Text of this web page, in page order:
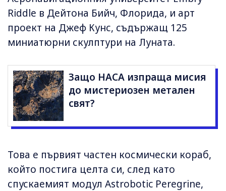
Riddle в Дейтона Бийч, Флорида, и арт
проект на Джеф Кунс, съдържащ 125
миниатюрни скулптури на Луната.
Защо НАСА изпраща мисия
до мистериозен метален
свят?
Това е първият частен космически кораб,
който постига целта си, след като
спускаемият модул Astrobotic Peregrine,